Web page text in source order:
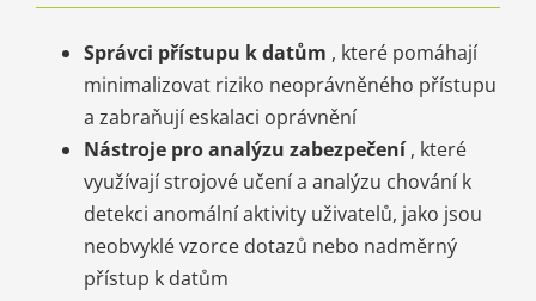
Správci přístupu k datům , které pomáhají
minimalizovat riziko neoprávněného přístupu
a zabraňují eskalaci oprávnění
Nástroje pro analýzu zabezpečení, které
využívají strojové učení a analýzu chování k
detekci anomální aktivity uživatelů, jako jsou
neobvyklé vzorce dotazů nebo nadměrný
přístup k datům